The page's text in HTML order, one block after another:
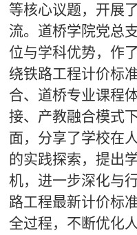
等核心议题，开展
流。道桥学院党总
位与学科优势，作
绕铁路工程计价标
合、道桥专业课程
接、产教融合模式
面，分享了学校在
的实践探索，提出
机，进一步深化与
路工程最新计价标
全过程，不断优化